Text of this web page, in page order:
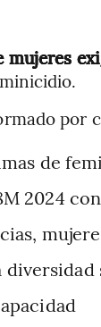
mujeres
por
de
2024